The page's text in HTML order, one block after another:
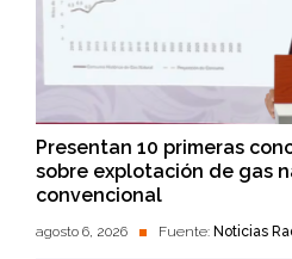
Presentan 10 primeras
sobre explotación de gas
convencional
agosto 6, 2026 Fuente: Noticias